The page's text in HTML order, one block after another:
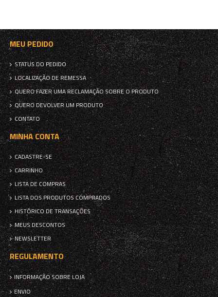
MEU PEDIDO
STATUS DO PEDIDO
LOCALIZAÇÃO DE REMESSA
QUERO FAZER UMA RECLAMAÇÃO SOBRE O PRODUTO
QUERO DEVOLVER UM PRODUTO
CONTATO
MINHA CONTA
CADASTRE-SE
CARRINHO
LISTA DE COMPRAS
LISTA DOS PRODUTOS COMPRADOS
HISTÓRICO DE TRANSAÇÕES
MEUS DESCONTOS
NEWSLETTER
REGULAMENTO
INFORMAÇÃO SOBRE LOJA
ENVIO